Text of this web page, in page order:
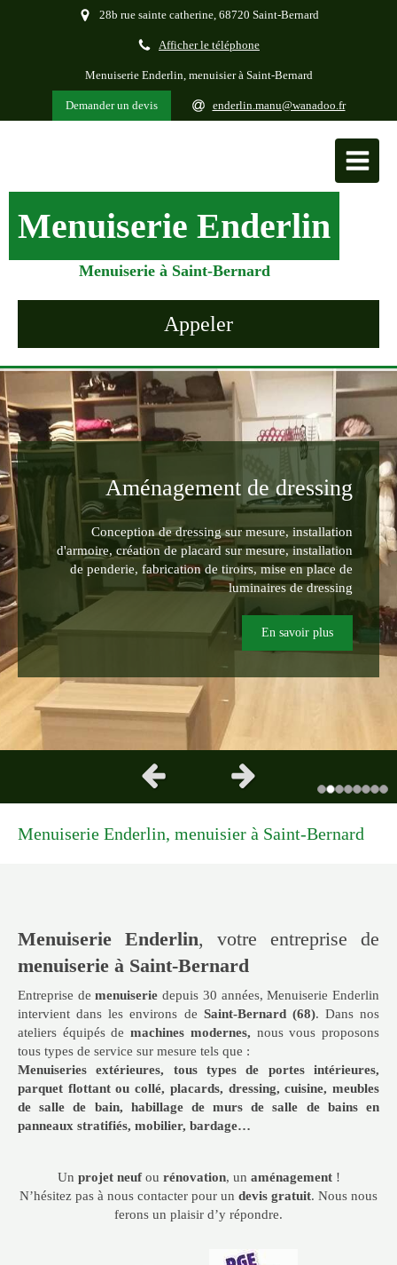
28b rue sainte catherine, 68720 Saint-Bernard
Afficher le téléphone
Menuiserie Enderlin, menuisier à Saint-Bernard
Demander un devis enderlin.manu@wanadoo.fr
Menuiserie Enderlin
Menuiserie à Saint-Bernard
Appeler
Aménagement de dressing
Conception de dressing sur mesure, installation
d'armoire, création de placard sur mesure, installation
de penderie, fabrication de tiroirs, mise en place de
luminaires de dressing
En savoir plus
Slide précédent Slide suivant
Menuiserie Enderlin, menuisier à Saint-Bernard
Menuiserie Enderlin, votre entreprise de
menuiserie à Saint-Bernard
Entreprise demenuiserie depuis 30 années, Menuiserie Enderlin
intervient dans les environs de Saint-Bernard (68). Dans nos
ateliers équipés demachines modernes, nous vous proposons
tous types de service sur mesure tels que :
Menuiseries extérieures, tous types de portes intérieures,
parquet flottant ou collé, placards, dressing, cuisine, meubles
de salle de bain, habillage de murs de salle de bains en
panneaux stratifiés, mobilier, bardage…
Un projet neufou rénovation, un aménagement!
N’hésitez pas à nous contacter pour un devis gratuit. Nous nous
ferons un plaisir d’y répondre.